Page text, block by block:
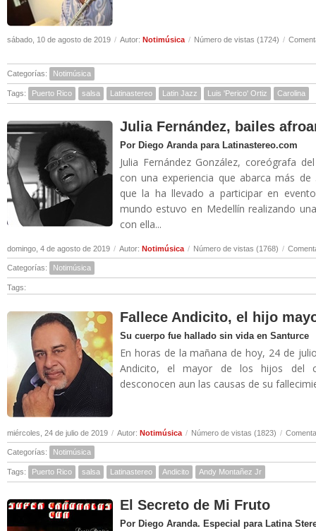
sábado, 10 de agosto de 2019 / Autor: Notimúsica / Número de vistas (1724) /
Categorías: Notimúsica
Tags: Puerto Rico salsa Latinastereo Latin Jazz Luis 'Perico' Ortiz Carolina
Julia Fernández, bailes
Por Diego Aranda para Latinastereo.com
Julia Fernández González, coreógrafa
con una experiencia que abarca más
que la ha llevado a participar en
mundo estuvo en Medellín realizando
con ella...
domingo, 4 de agosto de 2019 / Autor: Notimúsica / Número de vistas (1768) /
Categorías: Notimúsica
Tags:
Fallece Andicito, el hijo
Su cuerpo fue hallado sin vida en Santurce
En horas de la mañana de hoy, 24 de
Andicito, el mayor de los hijos del
desconocen aun las causas de su
miércoles, 24 de julio de 2019 / Autor: Notimúsica / Número de vistas (1823) /
Categorías: Notimúsica
Tags: Puerto Rico salsa Latinastereo Andicito Andy Montañez Jr
El Secreto de Mi Fruto
Por Diego Aranda. Especial para Latina